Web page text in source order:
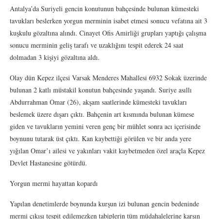
Antalya’da Suriyeli gencin konutunun bahçesinde bulunan kümesteki
tavukları beslerken yorgun merminin isabet etmesi sonucu vefatına ait 3
kuşkulu gözaltına alındı. Cinayet Ofis Amirliği grupları yaptığı çalışma
sonucu merminin geliş tarafı ve uzaklığını tespit ederek 24 saat
dolmadan 3 kişiyi gözaltına aldı.
Olay dün Kepez ilçesi Varsak Menderes Mahallesi 6932 Sokak üzerinde
bulunan 2 katlı müstakil konutun bahçesinde yaşandı. Suriye asıllı
Abdurrahman Omar (26), akşam saatlerinde kümesteki tavukları
beslemek üzere dışarı çıktı. Bahçenin art kısmında bulunan kümese
giden ve tavukların yemini veren genç bir mühlet sonra acı içerisinde
boynunu tutarak üst çıktı. Kan kaybettiği görülen ve bir anda yere
yığılan Omar’ı ailesi ve yakınları vakit kaybetmeden özel araçla Kepez
Devlet Hastanesine götürdü.
Yorgun mermi hayattan kopardı
Yapılan denetimlerde boynunda kurşun izi bulunan gencin bedeninde
mermi çıkışı tespit edilemezken tabiplerin tüm müdahalelerine karşın